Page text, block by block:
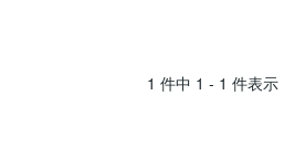
1 件中 1 - 1 件表示